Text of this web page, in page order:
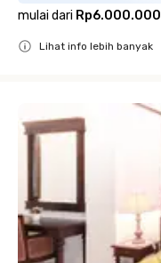
mulai dari Rp6.000.000
Lihat info lebih banyak